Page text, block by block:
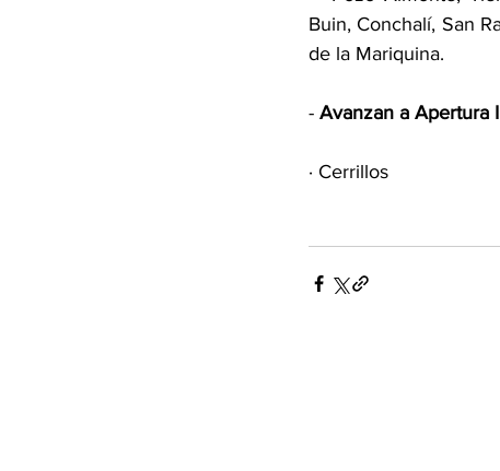
Buin, Conchalí, San
de la Mariquina.
- Avanzan a Apertura
· Cerrillos